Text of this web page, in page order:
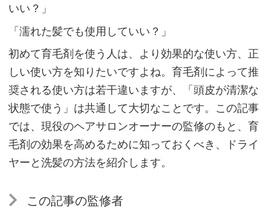
いい？」
「濡れた髪でも使用していい？」
初めて育毛剤を使う人は、より効果的な使い方、正
しい使い方を知りたいですよね。育毛剤によって推
奨される使い方は若干違いますが、「頭皮が清潔な
状態で使う」は共通して大切なことです。この記事
では、現役のヘアサロンオーナーの監修のもと、育
毛剤の効果を高めるために知っておくべき、ドライ
ヤーと洗髪の方法を紹介します。
この記事の監修者